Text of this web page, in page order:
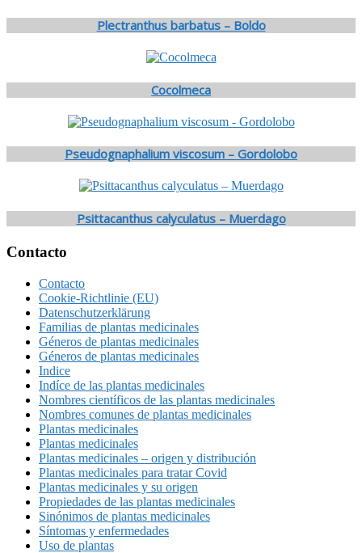
Plectranthus barbatus – Boldo
Cocolmeca
Pseudognaphalium viscosum – Gordolobo
Psittacanthus calyculatus – Muerdago
Footer
Contacto
Contacto
Cookie-Richtlinie (EU)
Datenschutzerklärung
Familias de plantas medicinales
Géneros de plantas medicinales
Géneros de plantas medicinales
Indice
Indíce de las plantas medicinales
Nombres científicos de las plantas medicinales
Nombres comunes de plantas medicinales
Plantas medicinales
Plantas medicinales
Plantas medicinales – origen y distribución
Plantas medicinales para tratar Covid
Plantas medicinales y su origen
Propiedades de las plantas medicinales
Sinónimos de plantas medicinales
Síntomas y enfermedades
Uso de plantas